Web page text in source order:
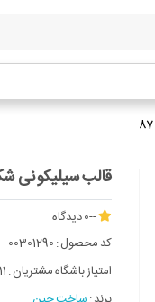
قالب سیلیکونی
--0 دیدگاه
کد محصول :00301290
امتیاز باشگاه مشتریان :11